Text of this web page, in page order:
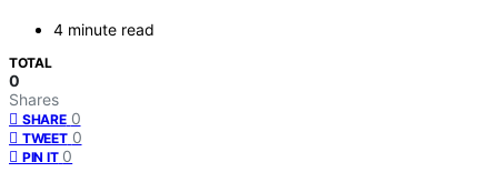
4 minute read
TOTAL
0
Shares
SHARE 0
TWEET 0
PIN IT 0